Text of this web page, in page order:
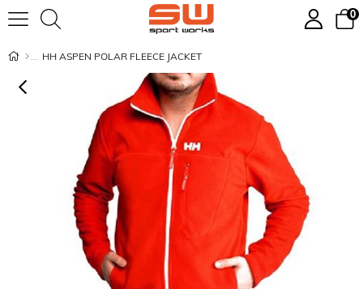
0
HH ASPEN POLAR FLEECE JACKET